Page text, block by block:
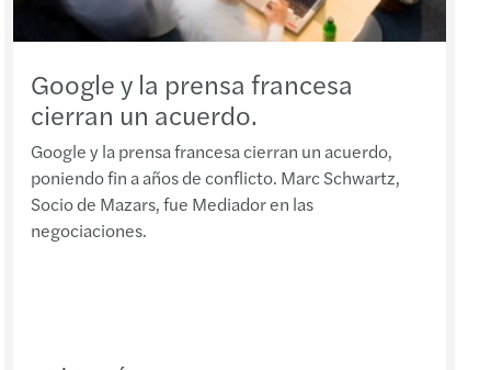
GAFI febrero
pasivos especiales y agentes de retención
publica resultados de su plenaria oct-2022
Google y la prensa francesa
cierran un acuerdo.
Google y la prensa francesa cierran un acuerdo,
poniendo fin a años de conflicto. Marc Schwartz,
Socio de Mazars, fue Mediador en las
negociaciones.